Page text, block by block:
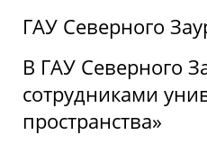
ГАУ Северного
В ГАУ Северного
сотрудниками
пространства»